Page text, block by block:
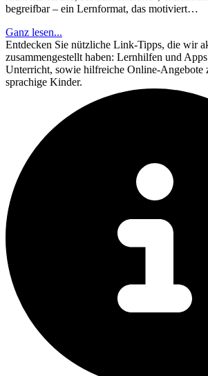
begreifbar – ein Lernformat, das motiviert…
Ganz lesen...
Entdecken Sie nützliche Link-Tipps, die wir
zusammengestellt haben: Lernhilfen und
Unterricht, sowie hilfreiche Online-Angebote
sprachige Kinder.